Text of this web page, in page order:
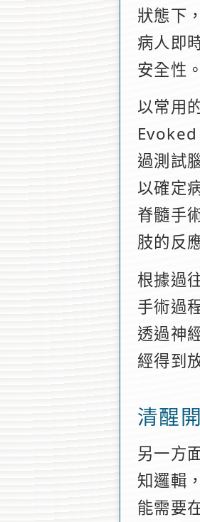
狀態下
病人即
安全性。
以常用
過測試
以確定
脊髓手
肢的反
根據過
手術過
透過神
經得到
清醒
另一方
知邏輯
能需要